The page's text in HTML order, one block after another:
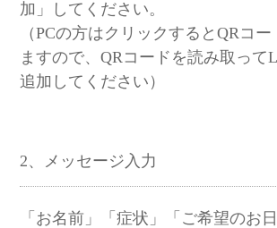
加」してください。
（PCの方はクリックするとQRコ
ますので、QRコードを読み取って
追加してください）
2、メッセージ入力
「お名前」「症状」「ご希望のお